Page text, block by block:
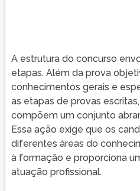
A estrutura do concurso
etapas. Além da prova
conhecimentos gerais e
as etapas de provas
compõem um conjunto
Essa ação exige que os
diferentes áreas do
à formação e proporciona
atuação profissional.